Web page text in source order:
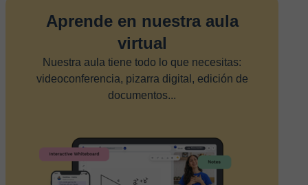
Aprende en nuestra aula
virtual
Nuestra aula tiene todo lo que necesitas:
videoconferencia, pizarra digital, edición de
documentos...